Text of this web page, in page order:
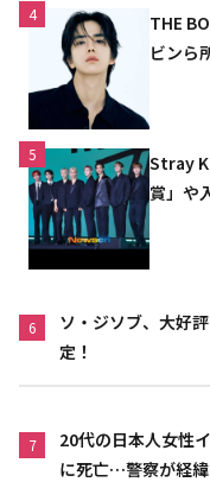
4
THE
ビンら
5
Stray
賞」や
6
ソ・ジソブ、大好
定！
7
20代の日本人女性
に死亡…警察が経